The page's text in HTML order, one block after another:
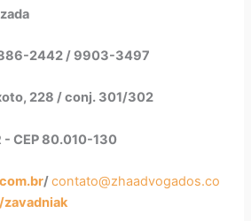
2442 / 9903-3497
228 / conj. 301/302
CEP 80.010-130
/contato@zhaadvogados.co